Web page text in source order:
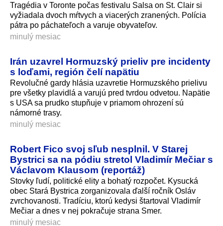
Tragédia v Toronte počas festivalu Salsa on St. Clair si
vyžiadala dvoch mŕtvych a viacerých zranených. Polícia
pátra po páchateľoch a varuje obyvateľov.
minulý mesiac
Irán uzavrel Hormuzský prieliv pre incidenty
s loďami, región čelí napätiu
Revolučné gardy hlásia uzavretie Hormuzského prielivu
pre všetky plavidlá a varujú pred tvrdou odvetou. Napätie
s USA sa prudko stupňuje v priamom ohrození sú
námorné trasy.
minulý mesiac
Robert Fico svoj sľub nesplnil. V Starej
Bystrici sa na pódiu stretol Vladimír Mečiar s
Václavom Klausom (reportáž)
Stovky ľudí, politické elity a bohatý rozpočet. Kysucká
obec Stará Bystrica zorganizovala ďalší ročník Osláv
zvrchovanosti. Tradíciu, ktorú kedysi štartoval Vladimír
Mečiar a dnes v nej pokračuje strana Smer.
minulý mesiac